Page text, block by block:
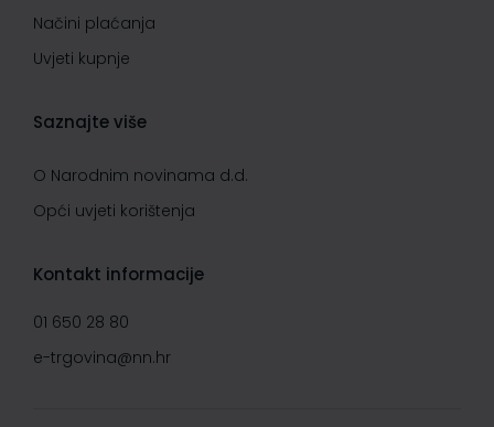
Načini plaćanja
Uvjeti kupnje
Saznajte više
O Narodnim novinama d.d.
Opći uvjeti korištenja
Kontakt informacije
01 650 28 80
e-trgovina@nn.hr